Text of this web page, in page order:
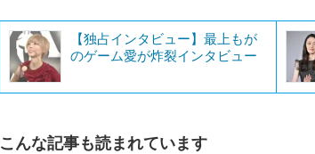
【独占インタビュー】最上もが
のゲーム愛が炸裂インタビュー
こんな記事も読まれています